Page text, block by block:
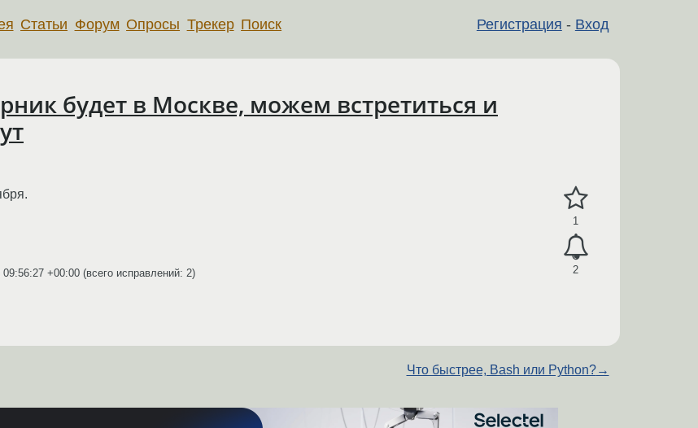
Регистрация - Вход
Статьи Форум Опросы Трекер Поиск
будет в Москве, можем встретиться и
1
2
09:56:27 +00:00 (всего исправлений: 2)
Что быстрее, Bash или Python?→